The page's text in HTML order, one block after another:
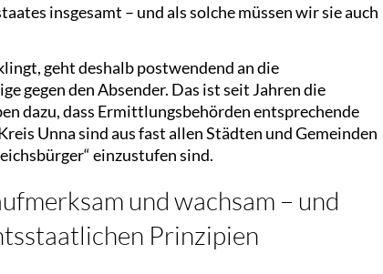
insgesamt – und als solche müssen wir sie auch
geht deshalb postwendend an die
gegen den Absender. Das ist seit Jahren die
dazu, dass Ermittlungsbehörden entsprechende
Unna sind aus fast allen Städten und Gemeinden
einzustufen sind.
und wachsam – und
Prinzipien